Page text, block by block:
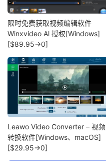
限时免费获取视频编辑软件
Winxvideo Al 授权[Windows]
[$89.95→0]
Leawo Video Converter – 视频
转换软件[Windows、macOS]
[$29.95→0]